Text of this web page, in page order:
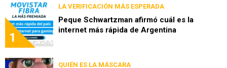
1
LA VERIFICACIÓN MÁS ESPERADA
Peque Schwartzman afirmó cuál es la
internet más rápida de Argentina
QUIÉN ES LA MÁSCARA